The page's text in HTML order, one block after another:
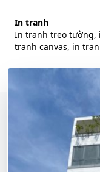
In tranh
In tranh treo tường,
tranh canvas, in